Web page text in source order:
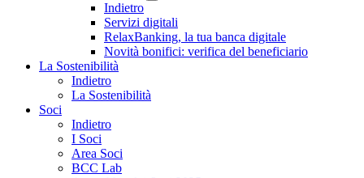
Indietro
Servizi digitali
RelaxBanking, la tua banca digitale
Novità bonifici: verifica del beneficiario
La Sostenibilità
Indietro
La Sostenibilità
Soci
Indietro
I Soci
Area Soci
BCC Lab